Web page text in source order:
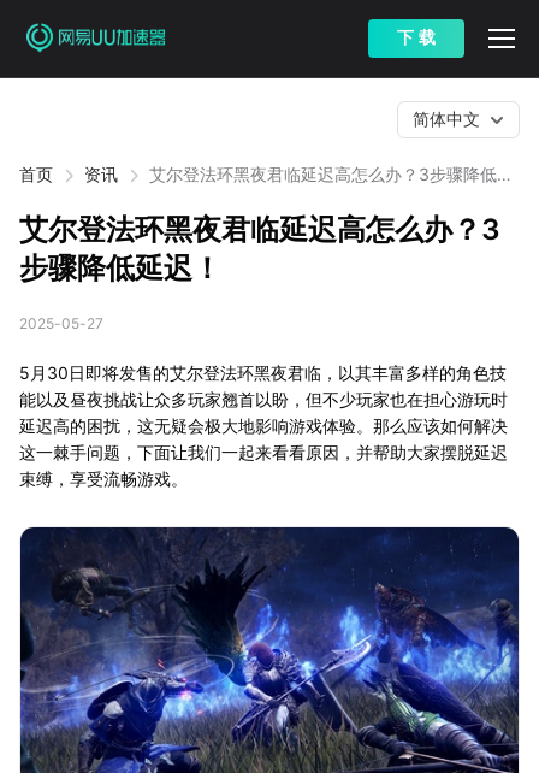
下 载
首页 资讯
艾尔登法环黑夜君临延迟高怎么办？3步骤降低延
简体中文
艾尔登法环黑夜君临延迟高怎么办？3
步骤降低延迟！
2025-05-27
5月30日即将发售的艾尔登法环黑夜君临，以其丰富多样的角色技
能以及昼夜挑战让众多玩家翘首以盼，但不少玩家也在担心游玩时
延迟高的困扰，这无疑会极大地影响游戏体验。那么应该如何解决
这一棘手问题，下面让我们一起来看看原因，并帮助大家摆脱延迟
束缚，享受流畅游戏。